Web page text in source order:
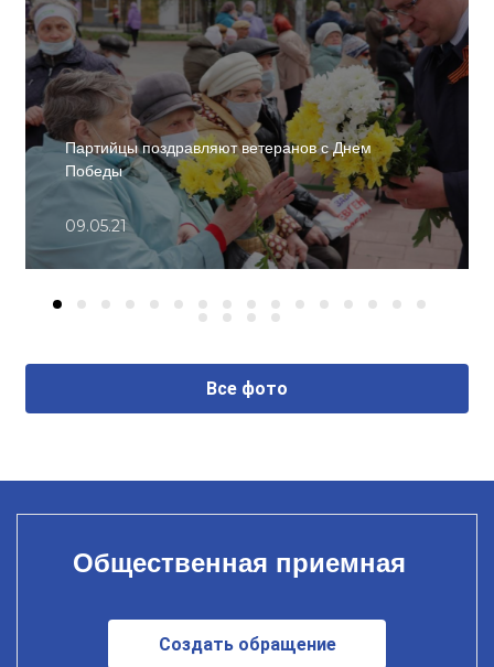
Партийцы поздравляют ветеранов с Днем
Победы
09.05.21
Все фото
Общественная приемная
Создать обращение